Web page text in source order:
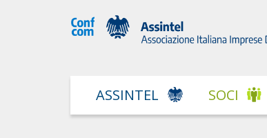
ASSINTEL SOCI